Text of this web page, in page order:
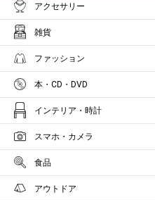
アクセサリー
雑貨
ファッション
本・CD・DVD
インテリア・時計
スマホ・カメラ
食品
アウトドア